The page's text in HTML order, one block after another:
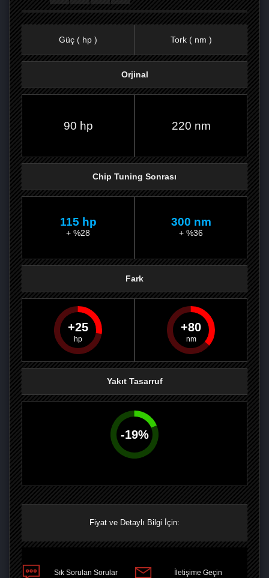
PAYLAŞPAYLAŞPLUS'TA
Güç ( hp ) Tork ( nm )
Orjinal
90 hp 220 nm
Chip Tuning Sonrası
115 hp
+ %28
300 nm
+ %36
Fark
25 80
Yakıt Tasarruf
-19%
Fiyat ve Detaylı Bilgi İçin:
Sık Sorulan Sorular İletişime Geçin